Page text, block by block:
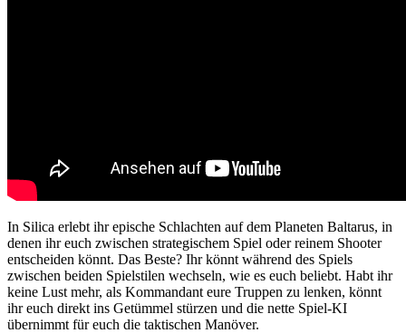
In Silica erlebt ihr epische Schlachten auf dem Planeten Baltarus, in
denen ihr euch zwischen strategischem Spiel oder reinem Shooter
entscheiden könnt. Das Beste? Ihr könnt während des Spiels
zwischen beiden Spielstilen wechseln, wie es euch beliebt. Habt ihr
keine Lust mehr, als Kommandant eure Truppen zu lenken, könnt
ihr euch direkt ins Getümmel stürzen und die nette Spiel-KI
übernimmt für euch die taktischen Manöver.